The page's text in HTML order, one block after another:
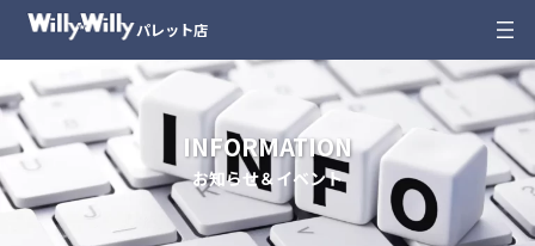
ス
キ
ッ
プ
パレット店
INFORMATION
お知らせ＆イベント